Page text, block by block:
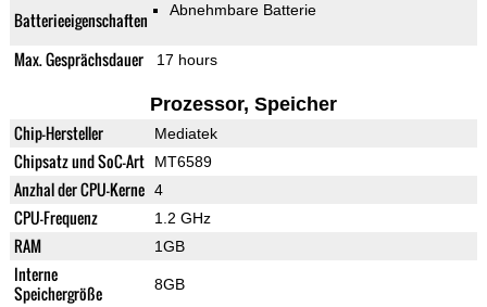
Batterieeigenschaften Abnehmbare Batterie
Max. Gesprächsdauer 17 hours
Prozessor, Speicher
Chip-Hersteller Mediatek
Chipsatz und SoC-Art MT6589
Anzhal der CPU-Kerne 4
CPU-Frequenz 1.2 GHz
RAM 1GB
Interne
Speichergröße
8GB